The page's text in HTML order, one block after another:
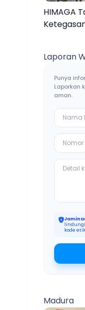
HIMAGA
Galis
Laporan
Punya
Laporkan
aman.
lindungi
kode
Madura